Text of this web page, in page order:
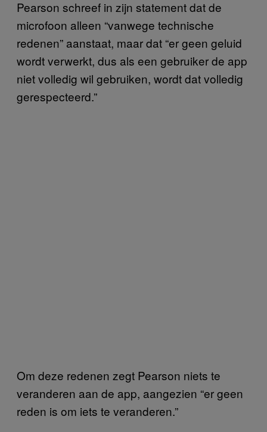
Pearson schreef in zijn statement dat de
microfoon alleen “vanwege technische
redenen” aanstaat, maar dat “er geen geluid
wordt verwerkt, dus als een gebruiker de app
niet volledig wil gebruiken, wordt dat volledig
gerespecteerd.”
Om deze redenen zegt Pearson niets te
veranderen aan de app, aangezien “er geen
reden is om iets te veranderen.”